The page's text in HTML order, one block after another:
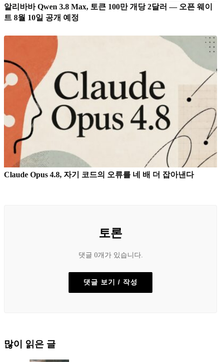
알리바바 Qwen 3.8 Max, 토큰 100만 개당 2달러 — 오픈 웨이
트 8월 10일 공개 예정
Claude Opus 4.8, 자기 코드의 오류를 네 배 더 잡아낸다
토론
댓글 0개가 있습니다.
댓글 보기 / 작성
많이 읽은 글